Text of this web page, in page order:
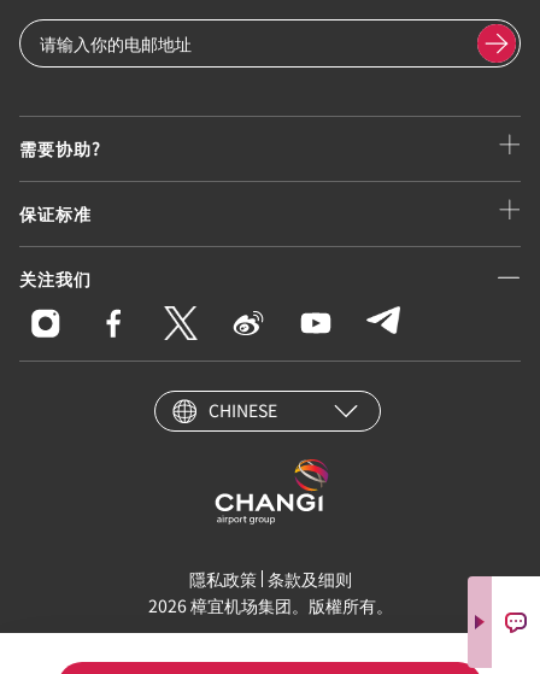
需要协助?
保证标准
关注我们
CHINESE
隱私政策 条款及细则
2026 樟宜机场集团。版權所有。